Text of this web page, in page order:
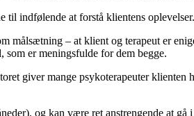
til indfølende at forstå klientens oplevelser.
målsætning – at klient og terapeut er
som er meningsfulde for dem begge.
giver mange psykoterapeuter klienten
og kan være ret anstrengende at